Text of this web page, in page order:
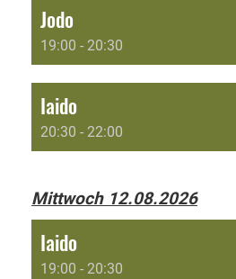
Jodo
19:00 - 20:30
Iaido
20:30 - 22:00
Mittwoch 12.08.2026
Iaido
19:00 - 20:30